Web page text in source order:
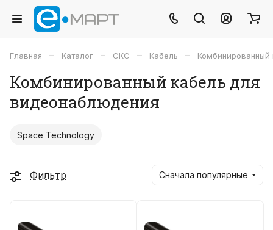
Главная – Каталог – СКС – Кабель –
Комбинированный кабель для
видеонаблюдения
Space Technology
Фильтр Сначала популярные